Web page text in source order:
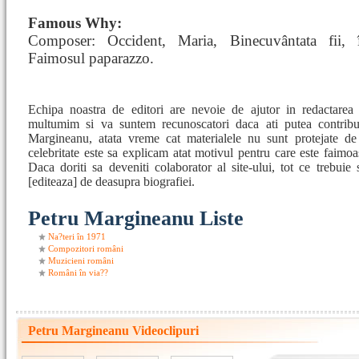
Famous Why:
Composer: Occident, Maria, Binecuvântata fii,
Faimosul paparazzo.
Echipa noastra de editori are nevoie de ajutor in
multumim si va suntem recunoscatori daca ati putea
Margineanu, atata vreme cat materialele nu sunt protejate
celebritate este sa explicam atat motivul pentru care este
Daca doriti sa deveniti colaborator al site-ului, tot ce
[editeaza] de deasupra biografiei.
Petru Margineanu Liste
Na?teri în 1971
Compozitori români
Muzicieni români
Români în via??
Petru Margineanu Videoclipuri